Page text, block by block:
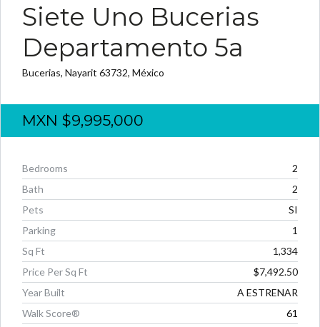
Siete Uno Bucerias
Departamento 5a
Bucerias, Nayarit 63732, México
MXN $9,995,000
Bedrooms
2
Bath
2
Pets
SI
Parking
1
Sq Ft
1,334
Price Per Sq Ft
$7,492.50
Year Built
A ESTRENAR
Walk Score®
61